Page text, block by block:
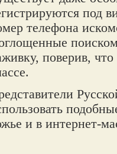
под
телефона
поверив, что
и в интернет-